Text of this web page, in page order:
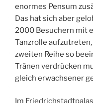
enormes Pensum
Das hat sich aber
2000 Besuchern mit
Tanzrolle
zweiten Reihe so
Tränen verdrücken
gleich erwachsener
Im